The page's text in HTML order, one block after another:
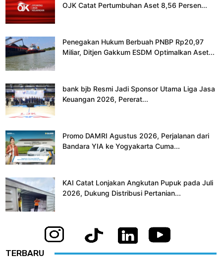
OJK Catat Pertumbuhan Aset 8,56 Persen...
Penegakan Hukum Berbuah PNBP Rp20,97
Miliar, Ditjen Gakkum ESDM Optimalkan Aset...
bank bjb Resmi Jadi Sponsor Utama Liga Jasa
Keuangan 2026, Pererat...
Promo DAMRI Agustus 2026, Perjalanan dari
Bandara YIA ke Yogyakarta Cuma...
KAI Catat Lonjakan Angkutan Pupuk pada Juli
2026, Dukung Distribusi Pertanian...
TERBARU